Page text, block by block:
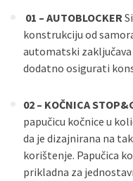
01 – AUTOBLOCKER
konstrukciju od
automatski
dodatno osigurati
02 – KOČNICA
papučicu kočnice u
da je dizajnirana na
korištenje. Papučica
prikladna za